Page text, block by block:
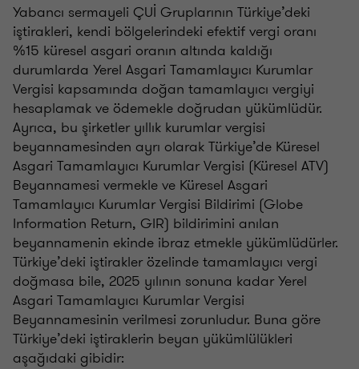
Yabancı sermayeli ÇUİ Gruplarının Türkiye’deki
iştirakleri, kendi bölgelerindeki efektif vergi oranı
%15 küresel asgari oranın altında kaldığı
durumlarda Yerel Asgari Tamamlayıcı Kurumlar
Vergisi kapsamında doğan tamamlayıcı vergiyi
hesaplamak ve ödemekle doğrudan yükümlüdür.
Ayrıca, bu şirketler yıllık kurumlar vergisi
beyannamesinden ayrı olarak Türkiye’de Küresel
Asgari Tamamlayıcı Kurumlar Vergisi (Küresel ATV)
Beyannamesi vermekle ve Küresel Asgari
Tamamlayıcı Kurumlar Vergisi Bildirimi (Globe
Information Return, GIR) bildirimini anılan
beyannamenin ekinde ibraz etmekle yükümlüdürler.
Türkiye’deki iştirakler özelinde tamamlayıcı vergi
doğmasa bile, 2025 yılının sonuna kadar Yerel
Asgari Tamamlayıcı Kurumlar Vergisi
Beyannamesinin verilmesi zorunludur. Buna göre
Türkiye’deki iştiraklerin beyan yükümlülükleri
aşağıdaki gibidir: